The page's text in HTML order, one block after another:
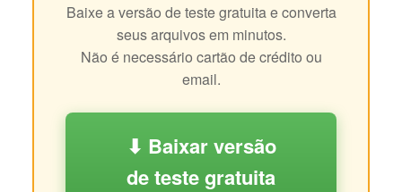
Baixe a versão de teste gratuita e converta
seus arquivos em minutos.
Não é necessário cartão de crédito ou
email.
⬇ Baixar versão
de teste gratuita